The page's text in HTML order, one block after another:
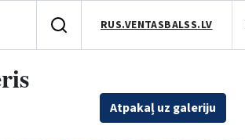
RUS.VENTASBALSS.LV
Atpakaļ uz galeriju